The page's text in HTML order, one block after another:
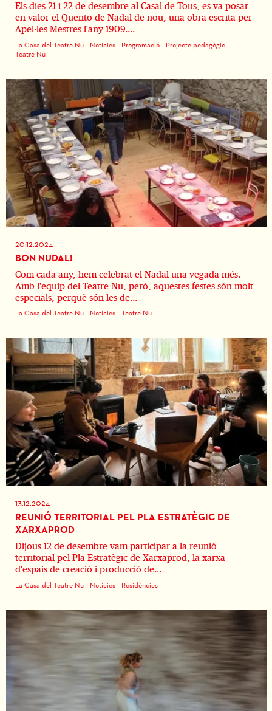
Els dies 21 i 22 de desembre al Casal de Tous, es va posar
en valor el Qüento de Nadal de nou, una obra escrita per
Apel·les Mestres l'any 1909....
La Casa del Teatre Nu Notícies Programació
Projecte pedagògic
Teatre Nu
20.12.2024
BON NUDAL!
Com cada any, hem celebrat el Nadal una vegada més.
Amb l'equip del Teatre Nu, però, aquestes festes són molt
especials, perquè són les de...
La Casa del Teatre Nu Notícies Teatre Nu
13.12.2024
REUNIÓ TERRITORIAL PEL PLA ESTRATÈGIC DE
XARXAPROD
Dijous 12 de desembre vam participar a la reunió
territorial pel Pla Estratègic de Xarxaprod, la xarxa
d'espais de creació i producció de...
La Casa del Teatre Nu Notícies Residències